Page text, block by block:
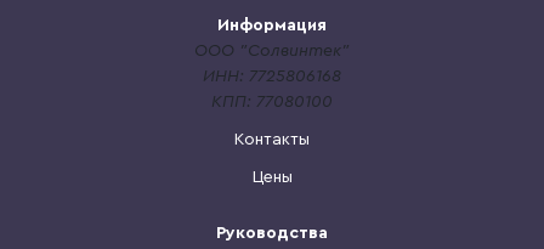
Информация
ООО "Солвинтек"
ИНН: 7725806168
КПП: 77080100
Контакты
Цены
Руководства